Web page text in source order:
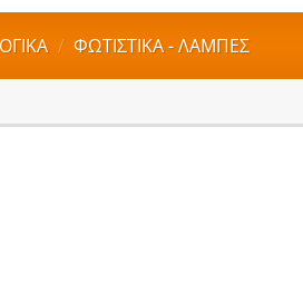
/ ΦΩΤΙΣΤΙΚΑ - ΛΑΜΠΕΣ